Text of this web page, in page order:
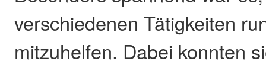
verschiedenen Tätigkeiten
mitzuhelfen. Dabei konnten